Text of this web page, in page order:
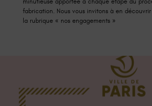
fabrication. Nous vous invitons à en découvrir
la rubrique « nos engagements »